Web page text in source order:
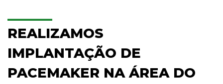
REALIZAMOS
IMPLANTAÇÃO DE
PACEMAKER NA ÁREA DO